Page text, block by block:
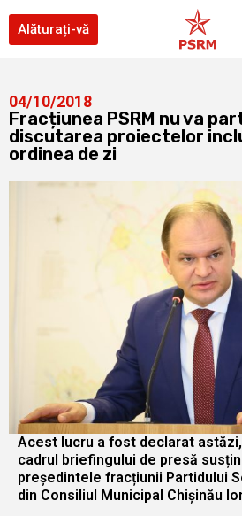
Alăturați-vă
04/10/2018
Fracțiunea PSRM nu va
discutarea proiectelor
ordinea de zi
Acest lucru a fost declarat
cadrul briefingului de presă
președintele fracțiunii Partidului
din Consiliul Municipal Chișinău